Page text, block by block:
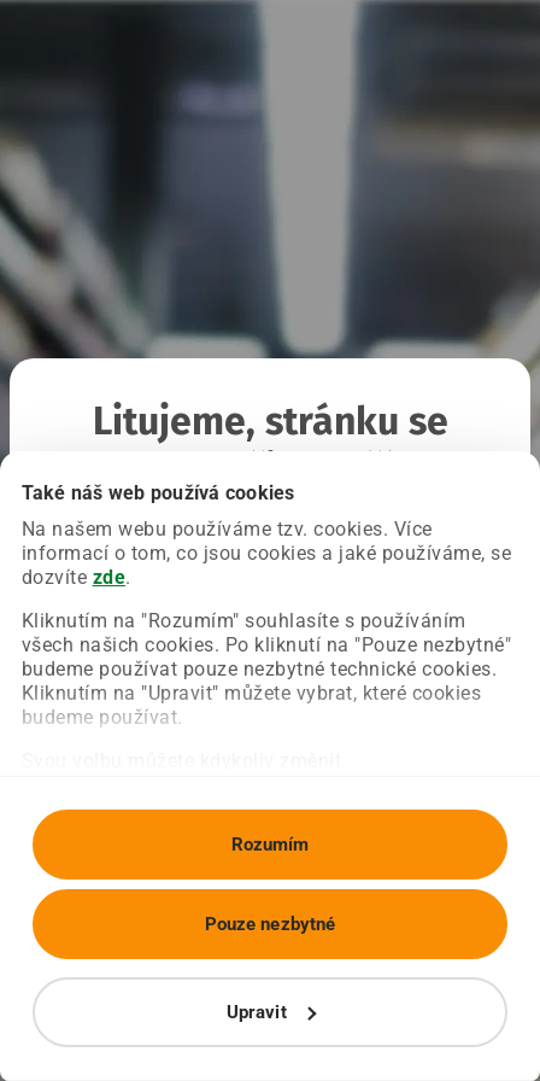
Také náš web používá cookies
Na našem webu používáme tzv. cookies. Více
informací o tom, co jsou cookies a jaké používáme, se
dozvíte zde.
Kliknutím na "Rozumím" souhlasíte s používáním
všech našich cookies. Po kliknutí na "Pouze nezbytné"
budeme používat pouze nezbytné technické cookies.
Kliknutím na "Upravit" můžete vybrat, které cookies
budeme používat.
Rozumím
Upravit
Pouze nezbytné
Litujeme, stránku se
Chyba nastala na naší straně a už ji opravujeme.
Zkuste prosím znovu načíst požadovanou stránku.
Obnovit stránku Úvodní strana